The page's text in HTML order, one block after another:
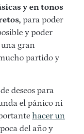
y en tonos
para poder
y poder
gran
partido y
deseos para
el pánico ni
hacer un
del año y